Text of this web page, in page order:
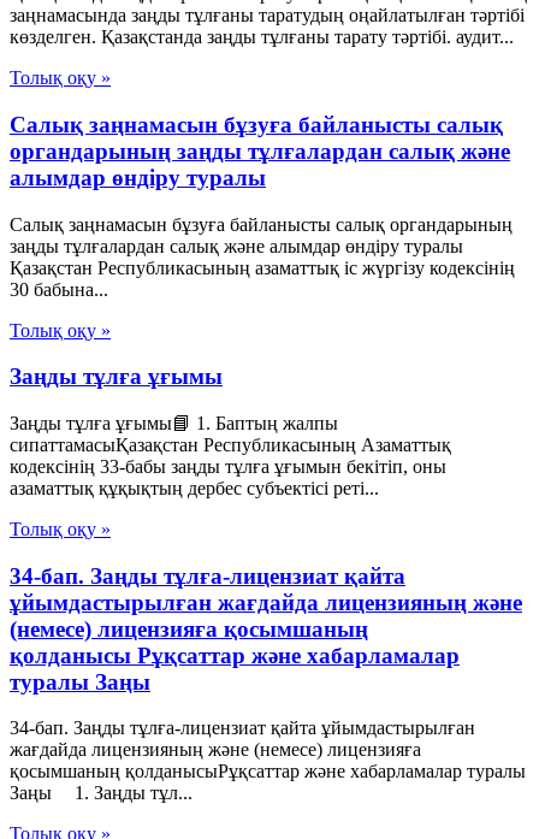
заңнамасында заңды тұлғаны таратудың оңайлатылған тәртібі
көзделген. Қазақстанда заңды тұлғаны тарату тәртібі. аудит...
Толық оқу »
Салық заңнамасын бұзуға байланысты салық
органдарының заңды тұлғалардан салық және
алымдар өндіру туралы
Салық заңнамасын бұзуға байланысты салық органдарының
заңды тұлғалардан салық және алымдар өндіру туралы
Қазақстан Республикасының азаматтық іс жүргізу кодексінің
30 бабына...
Толық оқу »
Заңды тұлға ұғымы
Заңды тұлға ұғымы📘 1. Баптың жалпы
сипаттамасыҚазақстан Республикасының Азаматтық
кодексінің 33-бабы заңды тұлға ұғымын бекітіп, оны
азаматтық құқықтың дербес субъектісі реті...
Толық оқу »
34-бап. Заңды тұлға-лицензиат қайта
ұйымдастырылған жағдайда лицензияның және
(немесе) лицензияға қосымшаның
қолданысы Рұқсаттар және хабарламалар
туралы Заңы
34-бап. Заңды тұлға-лицензиат қайта ұйымдастырылған
жағдайда лицензияның және (немесе) лицензияға
қосымшаның қолданысыРұқсаттар және хабарламалар туралы
Заңы 1. Заңды тұл...
Толық оқу »